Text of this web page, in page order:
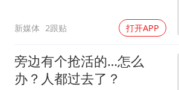
新媒体 2跟贴 打开APP
旁边有个抢活的…怎么
办？人都过去了？